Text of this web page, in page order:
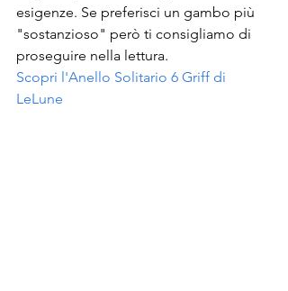
esigenze. Se preferisci un gambo più
"sostanzioso" però ti consigliamo di
proseguire nella lettura.
Scopri l'Anello Solitario 6 Griff di
LeLune